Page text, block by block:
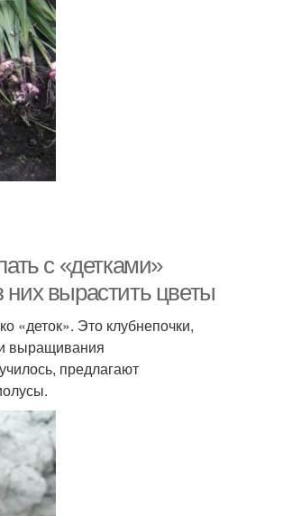
с «детками»
них вырастить цветы
«деток». Это клубнепочки,
выращивания
предлагают